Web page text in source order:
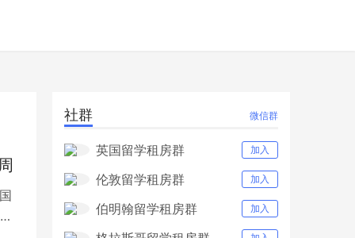
社群 微信群
英国留学租房群 加入
伦敦留学租房群 加入
伯明翰留学租房群 加入